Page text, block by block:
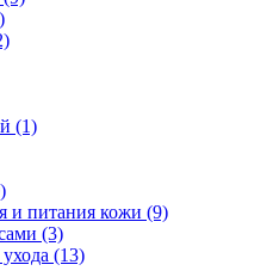
(1)
и питания кожи (9)
(3)
(13)